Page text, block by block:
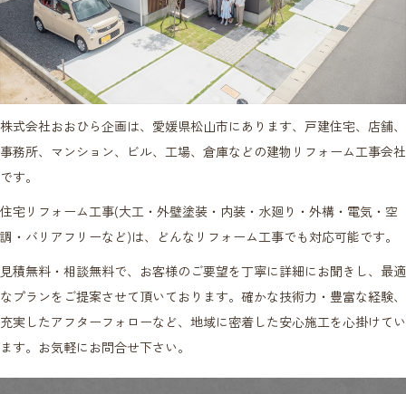
株式会社おおひら企画は、愛媛県松山市にあります、戸建住宅、店舗、
事務所、マンション、ビル、工場、倉庫などの建物リフォーム工事会社
です。
住宅リフォーム工事(大工・外壁塗装・内装・水廻り・外構・電気・空
調・バリアフリーなど)は、どんなリフォーム工事でも対応可能です。
見積無料・相談無料で、お客様のご要望を丁寧に詳細にお聞きし、最適
なプランをご提案させて頂いております。確かな技術力・豊富な経験、
充実したアフターフォローなど、地域に密着した安心施工を心掛けてい
ます。お気軽にお問合せ下さい。